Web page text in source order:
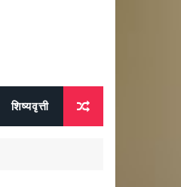
शिष्यवृत्ती